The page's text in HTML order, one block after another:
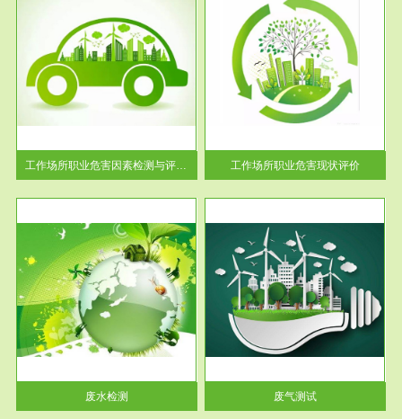
工作场所职业危害因素检测与评价...
服务范围
工作场所职业危害现状评价
【现状评价意义】：具体因素---
-通过质谱分析等多种手段明确
工作场...
工作场所职业危害现状评价
废水检测
服务范围
废气测试
检测范围工业废气检测包括有机
废气和无机废气。有机废气主要
包括...
废气测试